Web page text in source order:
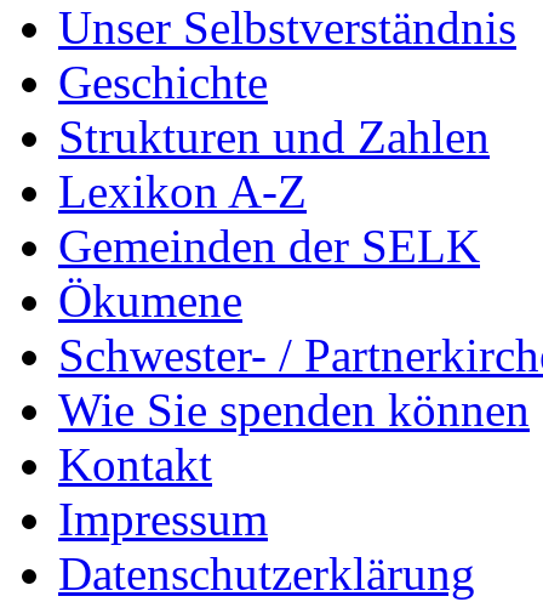
Unser Selbstverständnis
Geschichte
Strukturen und Zahlen
Lexikon A-Z
Gemeinden der SELK
Ökumene
Schwester- /
Wie Sie spenden können
Kontakt
Impressum
Datenschutzerklärung